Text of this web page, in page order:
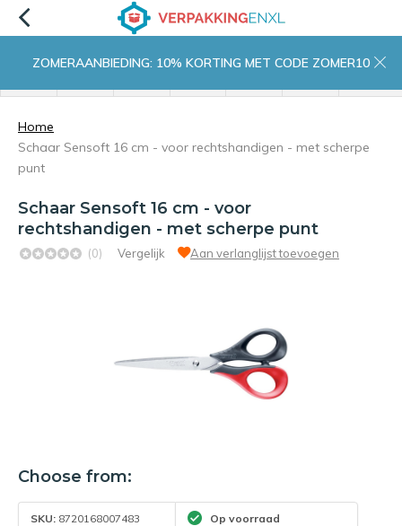
ZOMERAANBIEDING: 10% KORTING MET CODE ZOMER10
Home
Schaar Sensoft 16 cm - voor rechtshandigen - met scherpe
punt
Schaar Sensoft 16 cm - voor
rechtshandigen - met scherpe punt
(0) Vergelijk Aan verlanglijst toevoegen
Choose from:
SKU: 8720168007483 Op voorraad